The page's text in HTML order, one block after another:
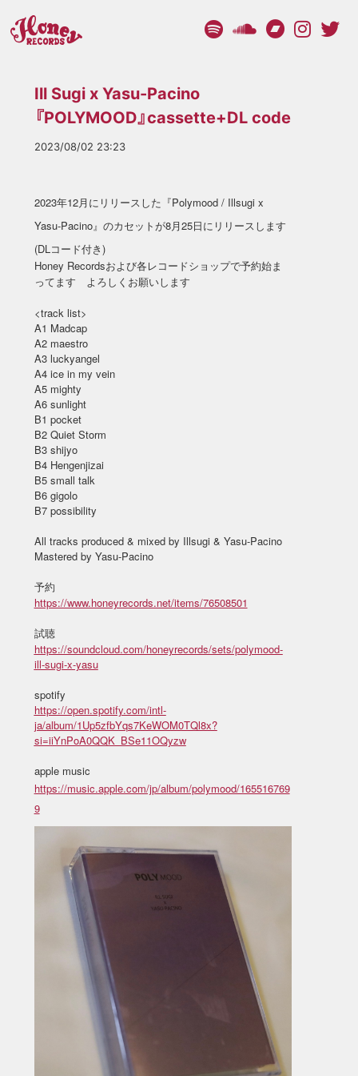
Ill Sugi x Yasu-Pacino
『POLYMOOD』cassette+DL code
2023/08/02 23:23
2023年12月にリリースした『Polymood / Illsugi x
Yasu-Pacino』のカセットが8月25日にリリースします
(DLコード付き)
Honey Recordsおよび各レコードショップで予約始ま
ってます よろしくお願いします
<track list>
A1 Madcap
A2 maestro
A3 luckyangel
A4 ice in my vein
A5 mighty
A6 sunlight
B1 pocket
B2 Quiet Storm
B3 shijyo
B4 Hengenjizai
B5 small talk
B6 gigolo
B7 possibility
All tracks produced & mixed by Illsugi & Yasu-Pacino
Mastered by Yasu-Pacino
予約
https://www.honeyrecords.net/items/76508501
試聴
https://soundcloud.com/honeyrecords/sets/polymood-
ill-sugi-x-yasu
spotify
https://open.spotify.com/intl-
ja/album/1Up5zfbYqs7KeWOM0TQl8x?
si=iiYnPoA0QQK_BSe11OQyzw
apple music
https://music.apple.com/jp/album/polymood/165516769
9